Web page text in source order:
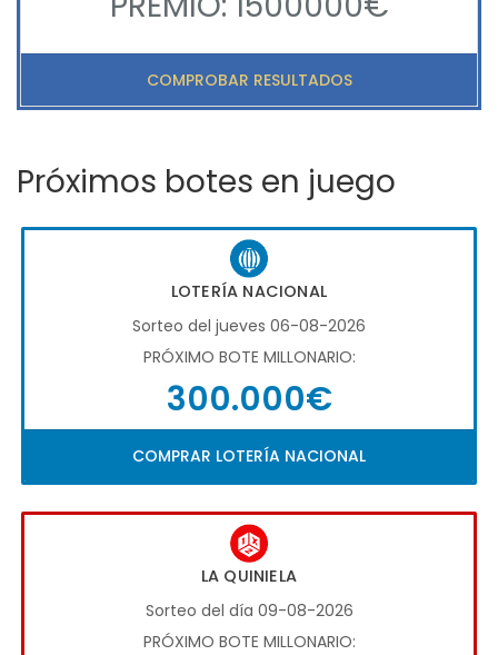
COMPROBAR RESULTADOS
Próximos botes en juego
LOTERÍA NACIONAL
Sorteo del jueves 06-08-2026
PRÓXIMO BOTE MILLONARIO:
300.000€
COMPRAR LOTERÍA NACIONAL
LA QUINIELA
Sorteo del día 09-08-2026
PRÓXIMO BOTE MILLONARIO: